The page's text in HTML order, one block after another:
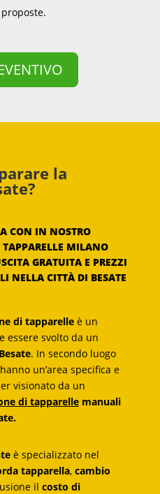
la
CON IN NOSTRO
MILANO
GRATUITA E PREZZI
NELLA CITTÀ DI BESATE
di tapparelle è un
essere svolto da un
. In secondo luogo
un’area specifica e
visionato da un
di tapparellemanuali
è specializzato nel
tapparella, cambio
il costo di